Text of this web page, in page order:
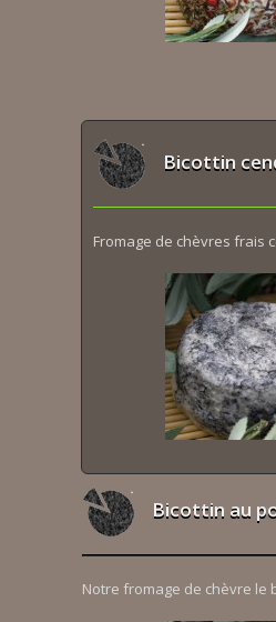
Bicottin
Fromage de chèvres frais
Bicottin au
Notre fromage de chèvre le